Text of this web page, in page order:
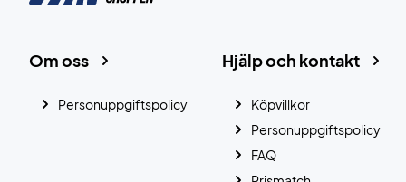
Hjälp och kontakt
Köpvillkor
Personuppgiftspolicy
FAQ
Om oss
Personuppgiftspolicy